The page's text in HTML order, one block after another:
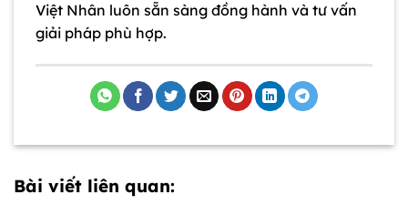
Việt Nhân luôn sẵn sàng đồng hành và tư vấn
giải pháp phù hợp.
Bài viết liên quan: